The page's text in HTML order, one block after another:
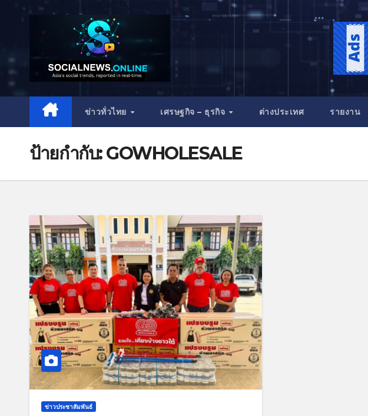
ข่าวทั่วไทย เศรษฐกิจ – ธุรกิจ ต่างประเทศ รายงาน
ป้ายกำกับ:GOWHOLESALE
ข่าวประชาสัมพันธ์